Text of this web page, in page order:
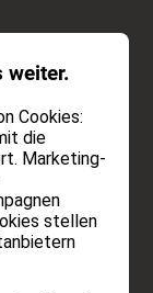
weiter.
Cookies:
die
Marketing-
stellen